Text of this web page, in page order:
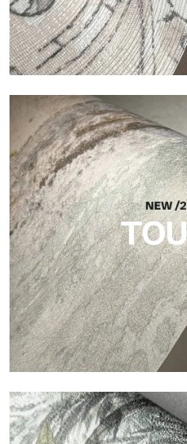
Craft
Oberfläche, inspiriert von
essentiellen Struktur, die der
elegante Materialität verleiht.
Touch